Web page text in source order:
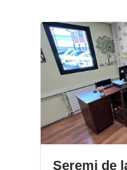
Seremi de